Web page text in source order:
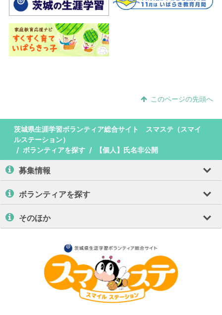
このページの先頭へ
茨城県生涯学習ボランティア総合サイト スマステ（スマイ
ルステーション）
ボランティアを探す
【個人】氏名非公開
募集情報
ボランティアを探す
そのほか